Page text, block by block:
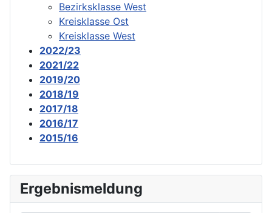
Bezirksklasse West
Kreisklasse Ost
Kreisklasse West
2022/23
2021/22
2019/20
2018/19
2017/18
2016/17
2015/16
Ergebnismeldung